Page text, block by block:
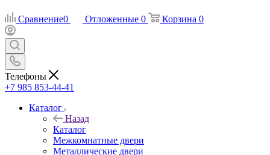
Сравнение0 Отложенные 0 Корзина 0
Телефоны
+7 985 853-44-41
Каталог
Назад
Каталог
Межкомнатные двери
Металлические двери